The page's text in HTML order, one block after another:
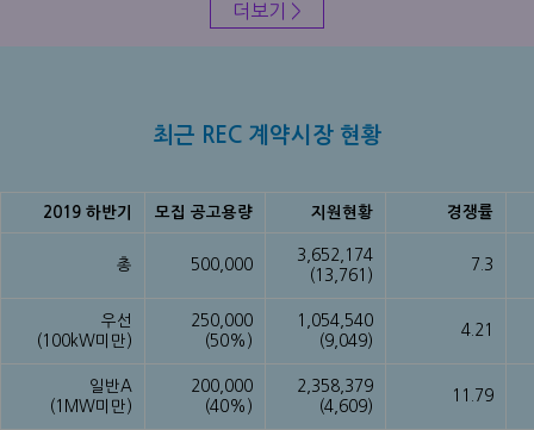
더보기 >
최근 REC 계약시장 현황
2019 하반기 모집 공고용량 지원현황 경쟁률
총 500,000
3,652,174
(13,761)
7.3
우선
(100kW미만)
250,000
(50%)
1,054,540
(9,049)
4.21
일반A
(1MW미만)
200,000
(40%)
2,358,379
(4,609)
11.79